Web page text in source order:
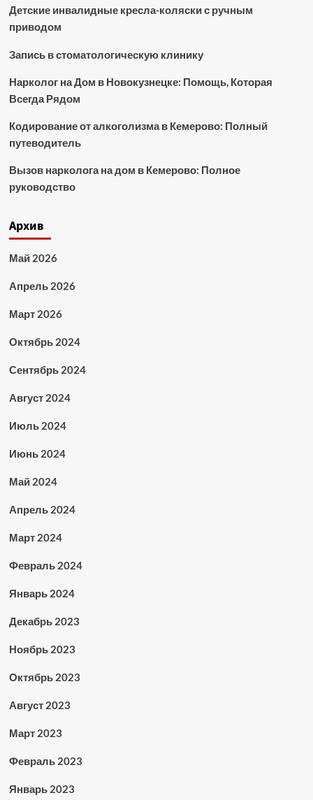
Детские инвалидные кресла-коляски с ручным
приводом
Запись в стоматологическую клинику
Нарколог на Дом в Новокузнецке: Помощь, Которая
Всегда Рядом
Кодирование от алкоголизма в Кемерово: Полный
путеводитель
Вызов нарколога на дом в Кемерово: Полное
руководство
Архив
Май 2026
Апрель 2026
Март 2026
Октябрь 2024
Сентябрь 2024
Август 2024
Июль 2024
Июнь 2024
Май 2024
Апрель 2024
Март 2024
Февраль 2024
Январь 2024
Декабрь 2023
Ноябрь 2023
Октябрь 2023
Август 2023
Март 2023
Февраль 2023
Январь 2023